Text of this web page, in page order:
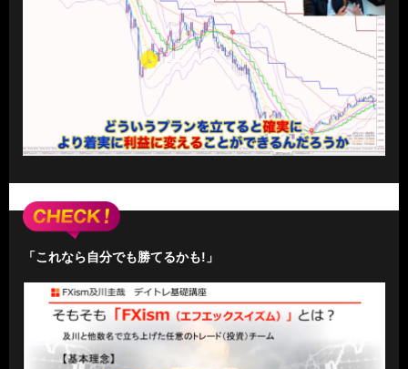
「これなら自分でも勝てるかも!」